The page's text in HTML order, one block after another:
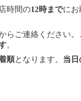
時間の12時までにお
らご連絡ください。
。
順となります。 当日